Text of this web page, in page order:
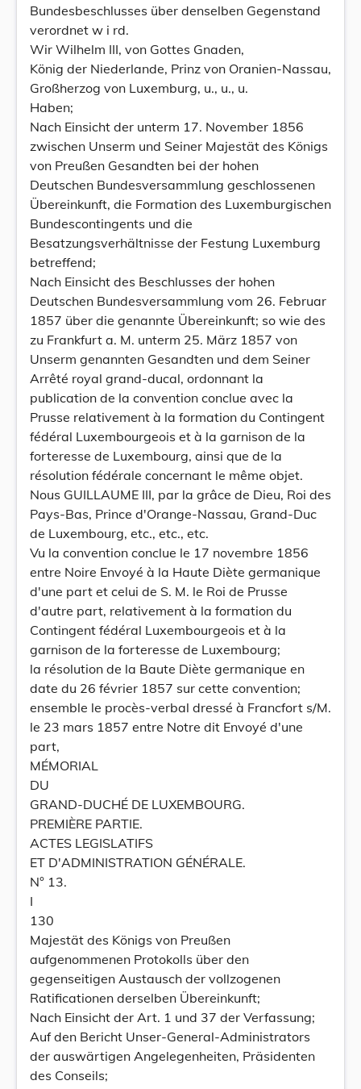
Bundesbeschlusses über denselben Gegenstand
verordnet w i rd.
Wir Wilhelm III, von Gottes Gnaden,
König der Niederlande, Prinz von Oranien-Nassau,
Großherzog von Luxemburg, u., u., u.
Haben;
Nach Einsicht der unterm 17. November 1856
zwischen Unserm und Seiner Majestät des Königs
von Preußen Gesandten bei der hohen
Deutschen Bundesversammlung geschlossenen
Übereinkunft, die Formation des Luxemburgischen
Bundescontingents und die
Besatzungsverhältnisse der Festung Luxemburg
betreffend;
Nach Einsicht des Beschlusses der hohen
Deutschen Bundesversammlung vom 26. Februar
1857 über die genannte Übereinkunft; so wie des
zu Frankfurt a. M. unterm 25. März 1857 von
Unserm genannten Gesandten und dem Seiner
Arrêté royal grand-ducal, ordonnant la
publication de la convention conclue avec la
Prusse relativement à la formation du Contingent
fédéral Luxembourgeois et à la garnison de la
forteresse de Luxembourg, ainsi que de la
résolution fédérale concernant le même objet.
Nous GUILLAUME III, par la grâce de Dieu, Roi des
Pays-Bas, Prince d'Orange-Nassau, Grand-Duc
de Luxembourg, etc., etc., etc.
Vu la convention conclue le 17 novembre 1856
entre Noire Envoyé à la Haute Diète germanique
d'une part et celui de S. M. le Roi de Prusse
d'autre part, relativement à la formation du
Contingent fédéral Luxembourgeois et à la
garnison de la forteresse de Luxembourg;
la résolution de la Baute Diète germanique en
date du 26 février 1857 sur cette convention;
ensemble le procès-verbal dressé à Francfort s/M.
le 23 mars 1857 entre Notre dit Envoyé d'une
part,
MÉMORIAL
DU
GRAND-DUCHÉ DE LUXEMBOURG.
PREMIÈRE PARTIE.
ACTES LEGISLATIFS
ET D'ADMINISTRATION GÉNÉRALE.
N° 13.
I
130
Majestät des Königs von Preußen
aufgenommenen Protokolls über den
gegenseitigen Austausch der vollzogenen
Ratificationen derselben Übereinkunft;
Nach Einsicht der Art. 1 und 37 der Verfassung;
Auf den Bericht Unser-General-Administrators
der auswärtigen Angelegenheiten, Präsidenten
des Conseils;